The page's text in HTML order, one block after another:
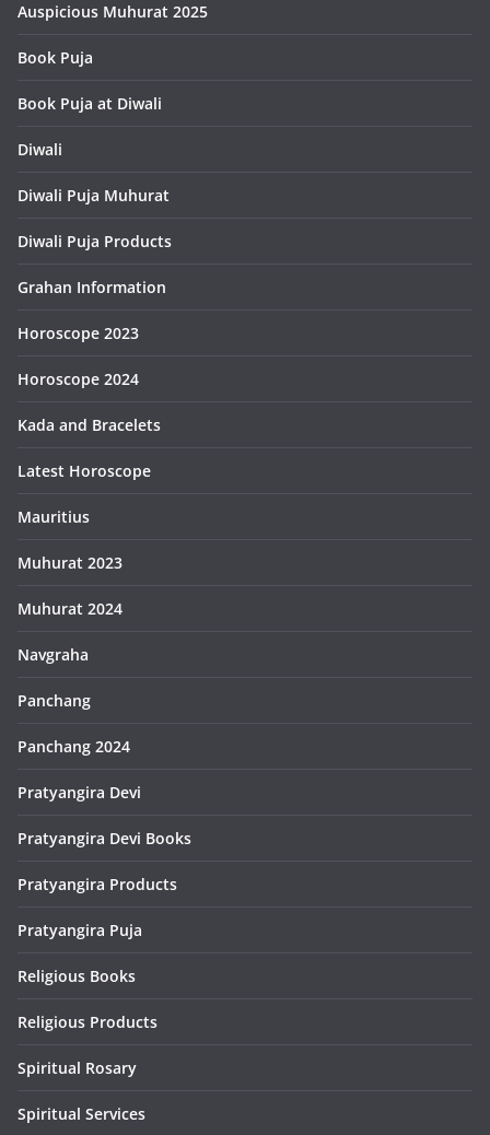
Auspicious Muhurat 2025
Book Puja
Book Puja at Diwali
Diwali
Diwali Puja Muhurat
Diwali Puja Products
Grahan Information
Horoscope 2023
Horoscope 2024
Kada and Bracelets
Latest Horoscope
Mauritius
Muhurat 2023
Muhurat 2024
Navgraha
Panchang
Panchang 2024
Pratyangira Devi
Pratyangira Devi Books
Pratyangira Products
Pratyangira Puja
Religious Books
Religious Products
Spiritual Rosary
Spiritual Services